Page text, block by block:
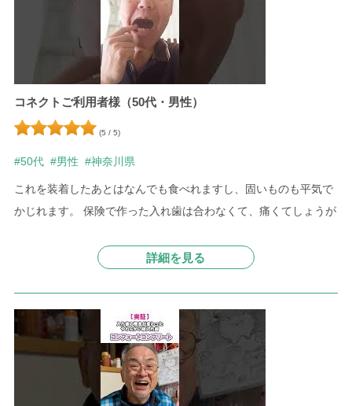
コネクトご利用者様（50代・男性）
(5 / 5)
#50代 #男性 #神奈川県
これを装着したあとはなんでも食べれますし、固いものも平気で
かじれます。 保険で作った入れ歯は合わなくて、痛くてしょうが
詳細を見る